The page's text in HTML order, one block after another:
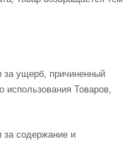
за ущерб, причиненный
использования Товаров,
за содержание и